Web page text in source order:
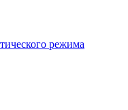
режима